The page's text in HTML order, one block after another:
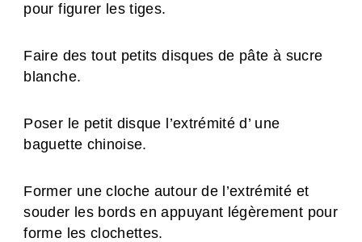
pour figurer les tiges.
Faire des tout petits disques de pâte à sucre
blanche.
Poser le petit disque l’extrémité d’ une
baguette chinoise.
Former une cloche autour de l’extrémité et
souder les bords en appuyant légèrement pour
forme les clochettes.